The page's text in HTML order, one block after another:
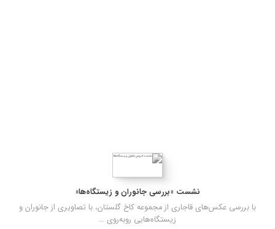
نشست «بررسی جانوران و زیستگاه‌ها»
با بررسی عکس‌های قاجاری از مجموعه کاخ گلستان، با تصاویری از جانوران و
زیستگاه‌هایی روبه‌روی …